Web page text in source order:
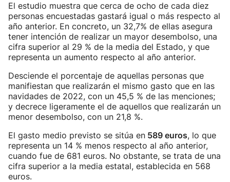
El estudio muestra que cerca de ocho de cada diez
personas encuestadas gastará igual o más respecto al
año anterior. En concreto, un 32,7% de ellas asegura
tener intención de realizar un mayor desembolso, una
cifra superior al 29 % de la media del Estado, y que
representa un aumento respecto al año anterior.
Desciende el porcentaje de aquellas personas que
manifiestan que realizarán el mismo gasto que en las
navidades de 2022, con un 45,5 % de las menciones;
y decrece ligeramente el de aquellos que realizarán un
menor desembolso, con un 21,8 %.
El gasto medio previsto se sitúa en 589 euros, lo que
representa un 14 % menos respecto al año anterior,
cuando fue de 681 euros. No obstante, se trata de una
cifra superior a la media estatal, establecida en 568
euros.